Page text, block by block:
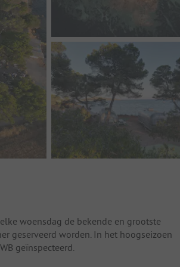
woensdag de bekende en grootste
geserveerd worden. In het hoogseizoen
geïnspecteerd.